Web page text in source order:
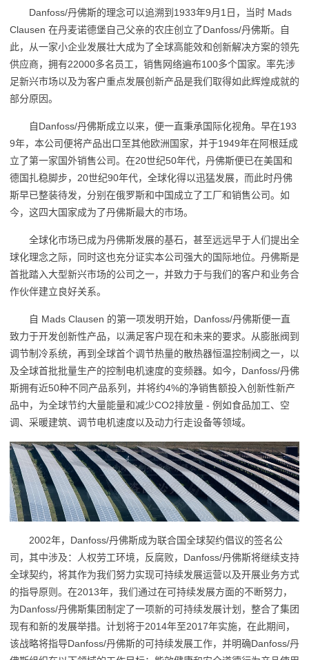
Danfoss/丹佛斯的理念可以追溯到1933年9月1日，当时 Mads
Clausen 在丹麦诺德堡自己父亲的农庄创立了Danfoss/丹佛斯。自
此，从一家小企业发展壮大成为了全球高能效和创新解决方案的领先
供应商，拥有22000多名员工，销售网络遍布100多个国家。率先涉
足新兴市场以及为客户重点发展创新产品是我们取得如此辉煌成就的
部分原因。
自Danfoss/丹佛斯成立以来，便一直秉承国际化视角。早在193
9年，本公司便将产品出口至其他欧洲国家，并于1949年在阿根廷成
立了第一家国外销售公司。在20世纪50年代，丹佛斯便已在美国和
德国扎稳脚步，20世纪90年代，全球化得以迅猛发展，而此时丹佛
斯早已整装待发，分别在俄罗斯和中国成立了工厂和销售公司。如
今，这四大国家成为了丹佛斯最大的市场。
全球化市场已成为丹佛斯发展的基石，甚至远远早于人们提出全
球化理念之际，同时这也充分证实本公司强大的国际地位。丹佛斯是
首批踏入大型新兴市场的公司之一，并致力于与我们的客户和业务合
作伙伴建立良好关系。
自 Mads Clausen 的第一项发明开始，Danfoss/丹佛斯便一直
致力于开发创新性产品，以满足客户现在和未来的要求。从膨胀阀到
调节制冷系统，再到全球首个调节热量的散热器恒温控制阀之一，以
及全球首批批量生产的控制电机速度的变频器。如今，Danfoss/丹佛
斯拥有近50种不同产品系列，并将约4%的净销售额投入创新性新产
品中，为全球节约大量能量和减少CO2排放量 - 例如食品加工、空
调、采暖建筑、调节电机速度以及动力行走设备等领域。
2002年，Danfoss/丹佛斯成为联合国全球契约倡议的签名公
司，其中涉及：人权劳工环境，反腐败，Danfoss/丹佛斯将继续支持
全球契约，将其作为我们努力实现可持续发展运营以及开展业务方式
的指导原则。在2013年，我们通过在可持续发展方面的不断努力，
为Danfoss/丹佛斯集团制定了一项新的可持续发展计划，整合了集团
现有和新的发展举措。计划将于2014年至2017年实施，在此期间，
该战略将指导Danfoss/丹佛斯的可持续发展工作，并明确Danfoss/丹